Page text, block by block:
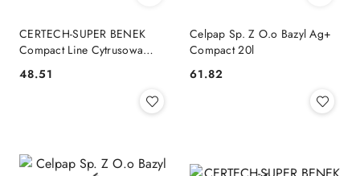
CERTECH-SUPER BENEK
Compact Line Cytrusowa
Cena:
48.51
Celpap Sp. Z O.o Bazyl Ag+
Compact 20l
Cena:
61.82